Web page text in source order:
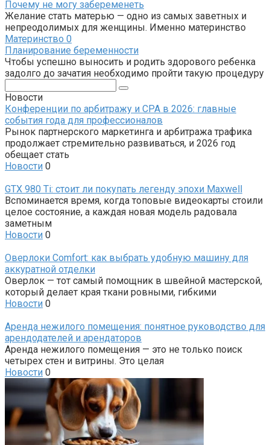
Почему не могу забеременеть
Желание стать матерью — одно из самых заветных и
непреодолимых для женщины. Именно материнство
Материнство 0
Планирование беременности
Чтобы успешно выносить и родить здорового ребенка
задолго до зачатия необходимо пройти такую процедуру
Новости
Конференции по арбитражу и CPA в 2026: главные
события года для профессионалов
Рынок партнерского маркетинга и арбитража трафика
продолжает стремительно развиваться, и 2026 год
обещает стать
Новости 0
GTX 980 Ti: стоит ли покупать легенду эпохи Maxwell
Вспоминается время, когда топовые видеокарты стоили
целое состояние, а каждая новая модель радовала
заметным
Новости 0
Оверлоки Comfort: как выбрать удобную машину для
аккуратной отделки
Оверлок — тот самый помощник в швейной мастерской,
который делает края ткани ровными, гибкими
Новости 0
Аренда нежилого помещения: понятное руководство для
арендодателей и арендаторов
Аренда нежилого помещения — это не только поиск
четырех стен и витрины. Это целая
Новости 0